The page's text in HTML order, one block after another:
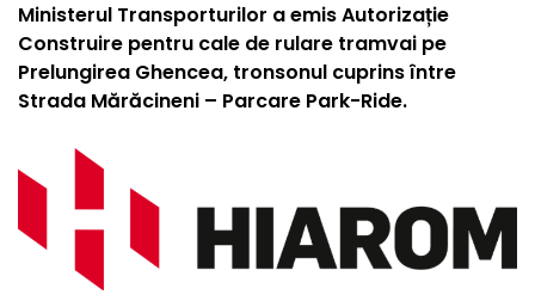
Ministerul Transporturilor a emis Autorizație
Construire pentru cale de rulare tramvai pe
Prelungirea Ghencea, tronsonul cuprins între
Strada Mărăcineni – Parcare Park-Ride.